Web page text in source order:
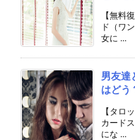
【無料
ド（ワ
女に ...
男友達
はどう
【タロ
カード
にな ...